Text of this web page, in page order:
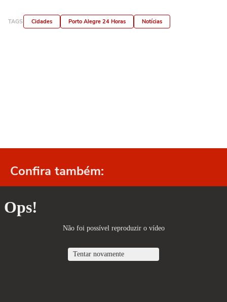
TAGS Cidades Porto Alegre 24 Horas Notícias
Confira também: